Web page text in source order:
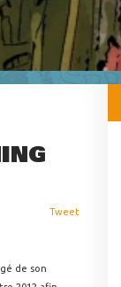
Tweet
de son